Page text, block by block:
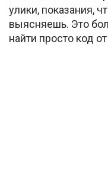
улики, показания,
выясняешь. Это
найти просто код